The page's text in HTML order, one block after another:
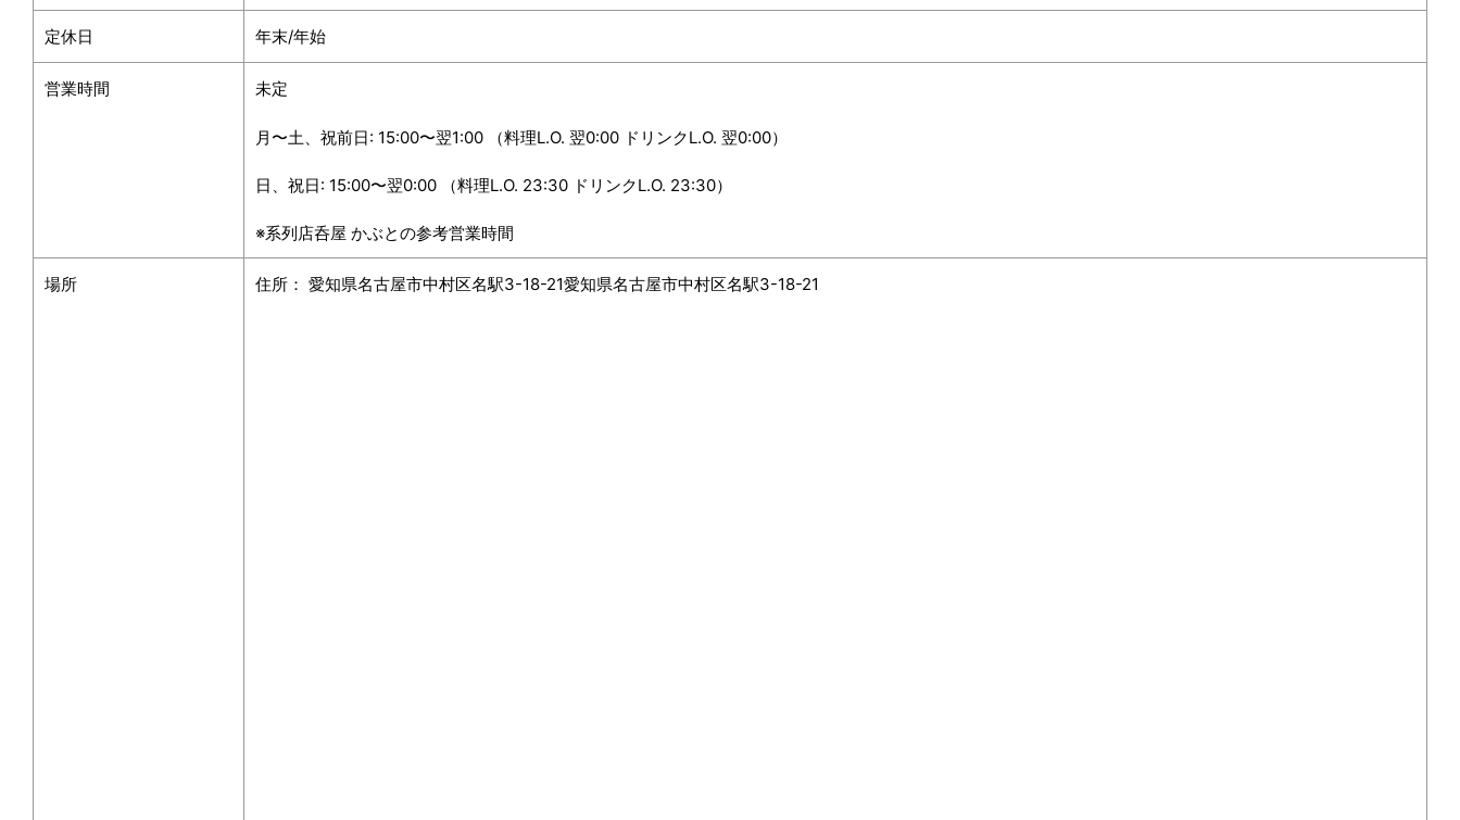
定休日 年末/年始
営業時間 未定
月〜土、祝前日: 15:00〜翌1:00 （料理L.O. 翌0:00 ドリンクL.O. 翌0:00）
日、祝日: 15:00〜翌0:00 （料理L.O. 23:30 ドリンクL.O. 23:30）
※系列店呑屋 かぶとの参考営業時間
場所 住所： 愛知県名古屋市中村区名駅3-18-21愛知県名古屋市中村区名駅3-18-21